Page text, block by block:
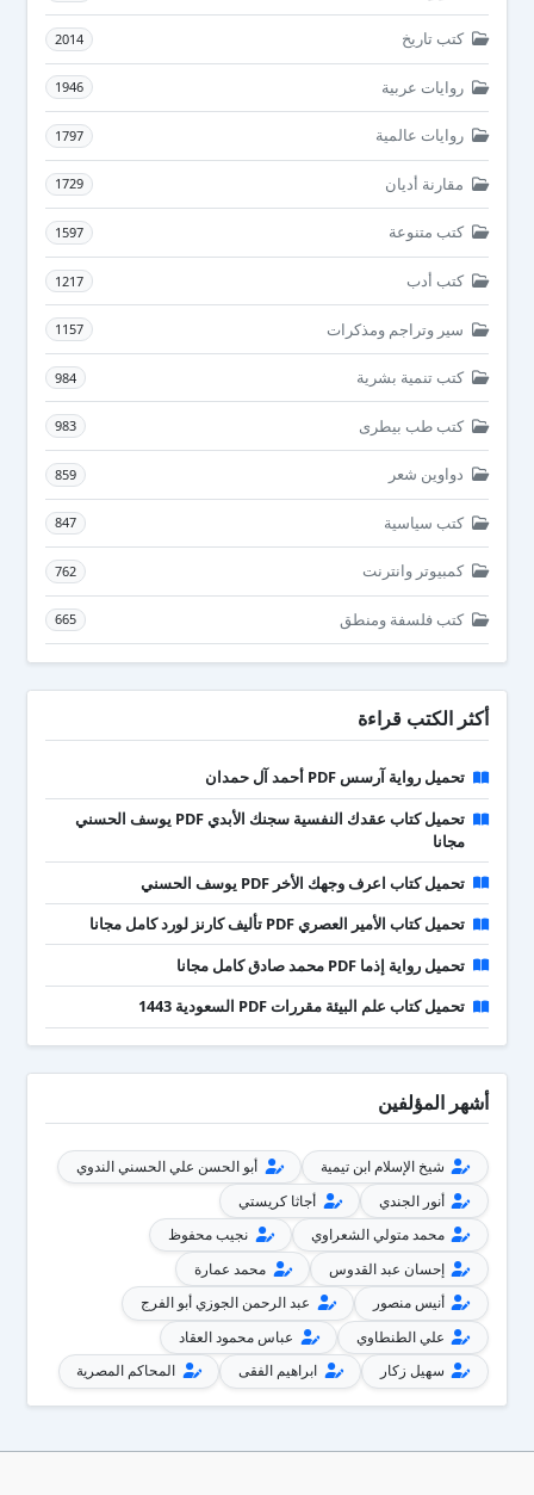
كتب تاريخ 2014
روايات عربية 1946
روايات عالمية 1797
مقارنة أديان 1729
كتب متنوعة 1597
كتب أدب 1217
سير وتراجم ومذكرات 1157
كتب تنمية بشرية 984
كتب طب بيطرى 983
دواوين شعر 859
كتب سياسية 847
كمبيوتر وانترنت 762
كتب فلسفة ومنطق 665
أكثر الكتب قراءة
تحميل رواية آرسس PDF أحمد آل حمدان
تحميل كتاب عقدك النفسية سجنك الأبدي PDF يوسف الحسني
مجانا
تحميل كتاب اعرف وجهك الأخر PDF يوسف الحسني
تحميل كتاب الأمير العصري PDF تأليف كارنز لورد كامل مجانا
تحميل رواية إذما PDF محمد صادق كامل مجانا
تحميل كتاب علم البيئة مقررات PDF السعودية 1443
أشهر المؤلفين
شيخ الإسلام ابن تيمية
أبو الحسن علي الحسني الندوي
أنور الجندي
أجاثا كريستي
محمد متولي الشعراوي
نجيب محفوظ
إحسان عبد القدوس
محمد عمارة
أنيس منصور
عبد الرحمن الجوزي أبو الفرج
علي الطنطاوي
عباس محمود العقاد
سهيل زكار
ابراهيم الفقى المحاكم المصرية